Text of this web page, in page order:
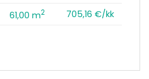
61,00 m2 705,16 €/kk